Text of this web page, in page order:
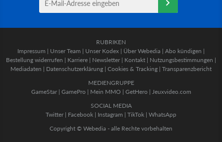
RUBRIKEN
Impressum | Unser Team | Unser Kodex | Über Webedia | Abo kündigen |
Bestellung widerrufen | Karriere | Newsletter | Kontakt | Nutzungsbestimmungen |
Mediadaten | Datenschutzerklärung | Cookies & Tracking | Transparenzbericht
MEDIENGRUPPE
GameStar| GamePro | Mein MMO | GetHero | Jeuxvideo.com
SOCIAL MEDIA
Twitter | Facebook | Instagram | TikTok | WhatsApp
Copyright © Webedia - alle Rechte vorbehalten